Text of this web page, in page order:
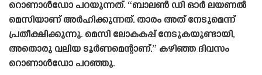
റൊണാൾഡോ പറയുന്നത്. “ബാലൺ ഡി ഓർ ലയണൽ
മെസിയാണ് അർഹിക്കുന്നത്. താരം അത് നേടുമെന്ന്
പ്രതീക്ഷിക്കുന്നു. മെസി ലോകകപ്പ് നേടുകയുണ്ടായി,
അതൊരു വലിയ ടൂർണമെന്റാണ്.” കഴിഞ്ഞ ദിവസം
റൊണാൾഡോ പറഞ്ഞു.